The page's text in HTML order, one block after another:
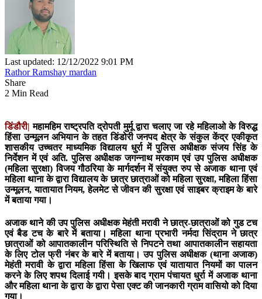
Last updated: 12/12/2022 9:01 PM
Rathor Ramshay mardan
Share
2 Min Read
डिंडौरी| महामहिम राष्ट्रपति द्रोपती मुर्मू द्वारा चलाए जा रहे महिलाओ के विरुद्ध
हिंसा उन्मूलन अभियान के तहत डिंडोरी जनपद क्षेत्र के संकुल केंद्र एकीकृत
शासकीय उच्चतर माध्यमिक विद्यालय धुर्रा में पुलिस अधीक्षक संजय सिंह के
निर्देशन में एवं अति. पुलिस अधीक्षक जगन्नाथ मरकाम एवं उप पुलिस अधीक्षक
(महिला सुरक्षा) विजय गौठरिया के मार्गदर्शन में संयुक्त रुप से अजाक थाना एवं
महिला थाना के द्वारा विद्यालय के छात्र छात्राओं को महिला सुरक्षा, महिला हिंसा
उन्मूलन, यातायात नियम, हेलमेट से जीवन की सुरक्षा एवं साइबर क्राइम के बारे
में बताया गया।
अजाक थाने की उप पुलिस अधीक्षक मेहंती मरावी ने छात्र-छात्राओं को गुड टच
एवं बैड टच के बारे में बताया। महिला थाना प्रभारी नर्मदा सिंद्राम ने छात्र
छात्राओं को आपातकालीन परिस्थिति से निपटने तथा आपातकालीन सहायता
के लिए टोल फ्री नंबर के बारे में बताया। उप पुलिस अधीक्षक (थाना अजाक)
मेहंती मरावी के द्वारा महिला हिंसा के खिलाफ एवं यातायात नियमों का पालन
करने के लिए शपथ दिलाई गयी। इसके बाद ग्राम पंचायत धुर्रा में अजाक थाना
और महिला थाना के द्वारा के द्वारा पेसा एक्ट की जानकारी ग्राम वासियो को दिया
गया।